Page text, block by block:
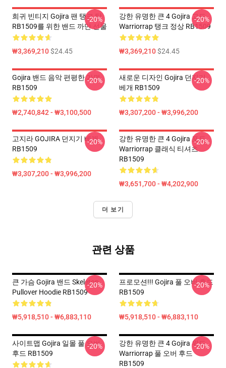
희귀 빈티지 Gojira 팬 탱크 탑
RB1509를 위한 밴드 까만 선물
₩3,369,210$24.45
-20%
강한 유명한 큰 4 Gojira 고도
Warriorrap 탱크 정상 RB1509
₩3,369,210$24.45
-20%
Gojira 밴드 음악 편평한 가면
RB1509
₩2,740,842 - ₩3,100,500
-20%
새로운 디자인 Gojira 던지기
베개 RB1509
₩3,307,200 - ₩3,996,200
-20%
고지라 GOJIRA 던지기 베개
RB1509
₩3,307,200 - ₩3,996,200
-20%
강한 유명한 큰 4 Gojira 포도
Warriorrap 클래식 티셔츠
RB1509
₩3,651,700 - ₩4,202,900
-20%
더 보기
관련 상품
큰 가슴 Gojira 밴드 Skeleton
Pullover Hoodie RB1509
₩5,918,510 - ₩6,883,110
-20%
프로모션!!! Gojira 풀 오버 후드
RB1509
₩5,918,510 - ₩6,883,110
-20%
사이트맵 Gojira 일몰 풀 오버
후드 RB1509
-20%
강한 유명한 큰 4 Gojira 위도
Warriorrap 풀 오버 후드
RB1509
-20%